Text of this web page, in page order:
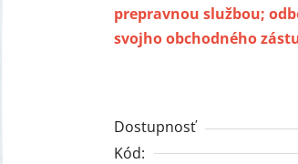
prepravnou službou;
svojho obchodného
Dostupnosť
Kód: